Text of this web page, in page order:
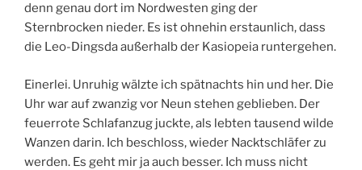
denn genau dort im Nordwesten ging der
Sternbrocken nieder. Es ist ohnehin erstaunlich, dass
die Leo-Dingsda außerhalb der Kasiopeia runtergehen.
Einerlei. Unruhig wälzte ich spätnachts hin und her. Die
Uhr war auf zwanzig vor Neun stehen geblieben. Der
feuerrote Schlafanzug juckte, als lebten tausend wilde
Wanzen darin. Ich beschloss, wieder Nacktschläfer zu
werden. Es geht mir ja auch besser. Ich muss nicht